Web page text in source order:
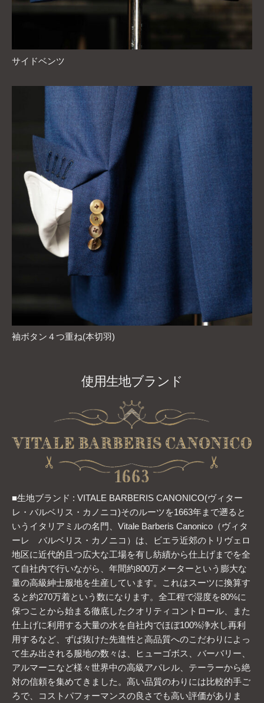
サイドベンツ
袖ボタン４つ重ね(本切羽)
使用生地ブランド
■生地ブランド : VITALE BARBERIS CANONICO(ヴィター
レ・バルベリス・カノニコ)そのルーツを1663年まで遡ると
いうイタリアミルの名門、Vitale Barberis Canonico（ヴィタ
ーレ バルベリス・カノニコ）は、ビエラ近郊のトリヴェロ
地区に近代的且つ広大な工場を有し紡績から仕上げまでを全
て自社内で行いながら、年間約800万メーターという膨大な
量の高級紳士服地を生産しています。これはスーツに換算す
ると約270万着という数になります。全工程で湿度を80%に
保つことから始まる徹底したクオリティコントロール、また
仕上げに利用する大量の水を自社内でほぼ100%浄水し再利
用するなど、ずば抜けた先進性と高品質へのこだわりによっ
て生み出される服地の数々は、ヒューゴボス、バーバリー、
アルマーニなど様々世界中の高級アパレル、テーラーから絶
対の信頼を集めてきました。高い品質のわりには比較的手ご
ろで、コストパフォーマンスの良さでも高い評価がありま